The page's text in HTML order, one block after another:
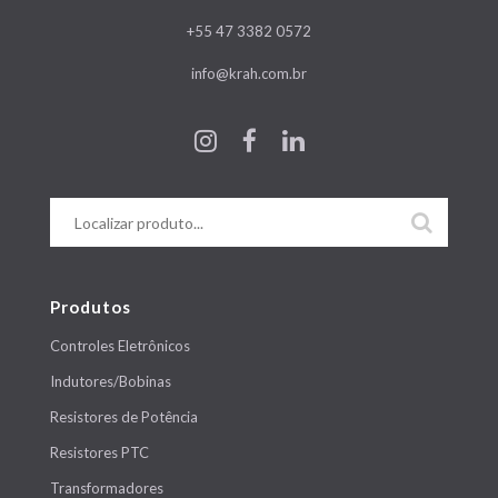
+55 47 3382 0572
info@krah.com.br
Produtos
Controles Eletrônicos
Indutores/Bobinas
Resistores de Potência
Resistores PTC
Transformadores